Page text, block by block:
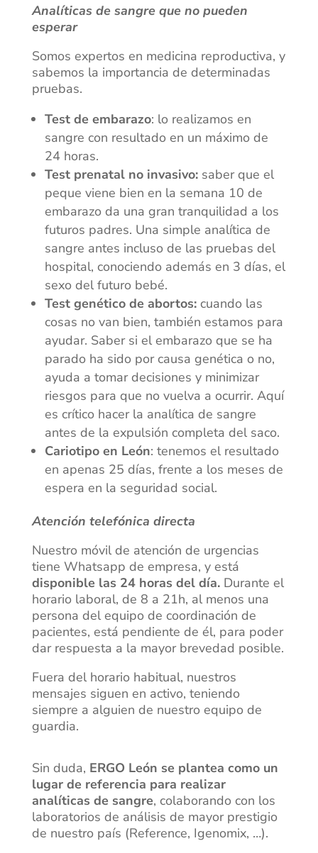
Analíticas de sangre que no pueden
esperar
Somos expertos en medicina reproductiva, y
sabemos la importancia de determinadas
pruebas.
Test de embarazo: lo realizamos en
sangre con resultado en un máximo de
24 horas.
Test prenatal no invasivo:saber que el
peque viene bien en la semana 10 de
embarazo da una gran tranquilidad a los
futuros padres. Una simple analítica de
sangre antes incluso de las pruebas del
hospital, conociendo además en 3 días, el
sexo del futuro bebé.
Test genético de abortos: cuando las
cosas no van bien, también estamos para
ayudar. Saber si el embarazo que se ha
parado ha sido por causa genética o no,
ayuda a tomar decisiones y minimizar
riesgos para que no vuelva a ocurrir. Aquí
es crítico hacer la analítica de sangre
antes de la expulsión completa del saco.
Cariotipo en León: tenemos el resultado
en apenas 25 días, frente a los meses de
espera en la seguridad social.
Atención telefónica directa
Nuestro móvil de atención de urgencias
tiene Whatsapp de empresa, y está
disponible las 24 horas del día. Durante el
horario laboral, de 8 a 21h, al menos una
persona del equipo de coordinación de
pacientes, está pendiente de él, para poder
dar respuesta a la mayor brevedad posible.
Fuera del horario habitual, nuestros
mensajes siguen en activo, teniendo
siempre a alguien de nuestro equipo de
guardia.
Sin duda, ERGO León se plantea como un
lugar de referencia para realizar
analíticas de sangre, colaborando con los
laboratorios de análisis de mayor prestigio
de nuestro país (Reference, Igenomix, …).